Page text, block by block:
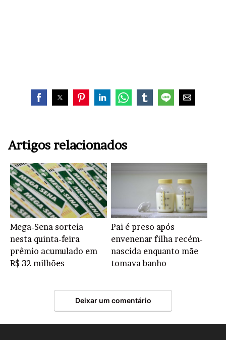
Artigos relacionados
Mega-Sena sorteia
nesta quinta-feira
prêmio acumulado em
R$ 32 milhões
Pai é preso após
envenenar filha recém-
nascida enquanto mãe
tomava banho
Deixar um comentário